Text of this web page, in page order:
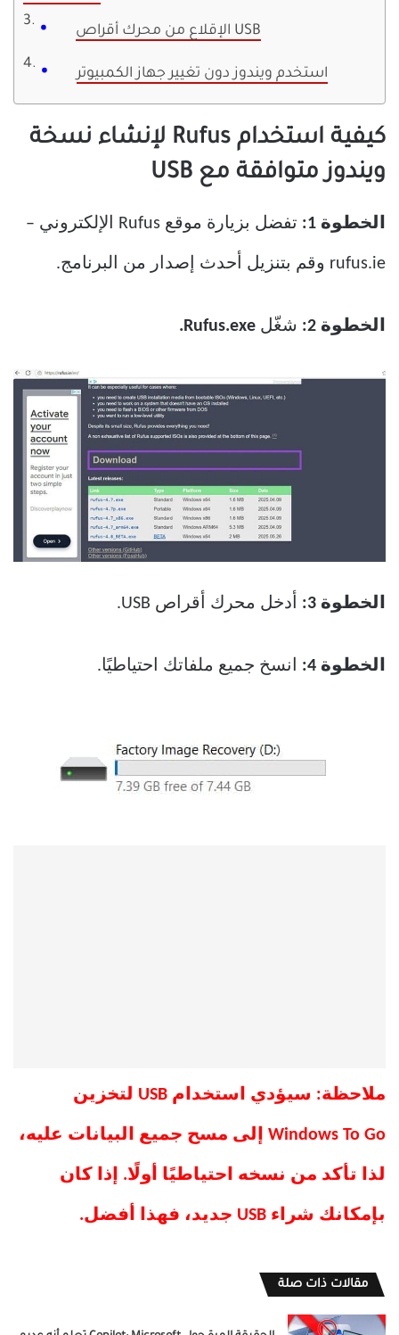
الإقلاع من محرك أقراص USB
استخدم ويندوز دون تغيير جهاز الكمبيوتر
كيفية استخدام Rufus لإنشاء نسخة
ويندوز متوافقة مع USB
الخطوة 1: تفضل بزيارة موقع Rufus الإلكتروني –
rufus.ie وقم بتنزيل أحدث إصدار من البرنامج.
الخطوة 2: شغّل Rufus.exe.
الخطوة 3: أدخل محرك أقراص USB.
الخطوة 4: انسخ جميع ملفاتك احتياطيًا.
ملاحظة: سيؤدي استخدام USB لتخزين
Windows To Go إلى مسح جميع البيانات عليه،
لذا تأكد من نسخه احتياطيًا أولًا. إذا كان
بإمكانك شراء USB جديد، فهذا أفضل.
مقالات ذات صلة